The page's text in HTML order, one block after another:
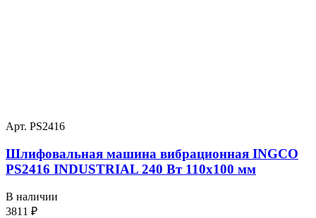
Арт. PS2416
Шлифовальная машина вибрационная INGCO
PS2416 INDUSTRIAL 240 Вт 110х100 мм
В наличии
3811 ₽